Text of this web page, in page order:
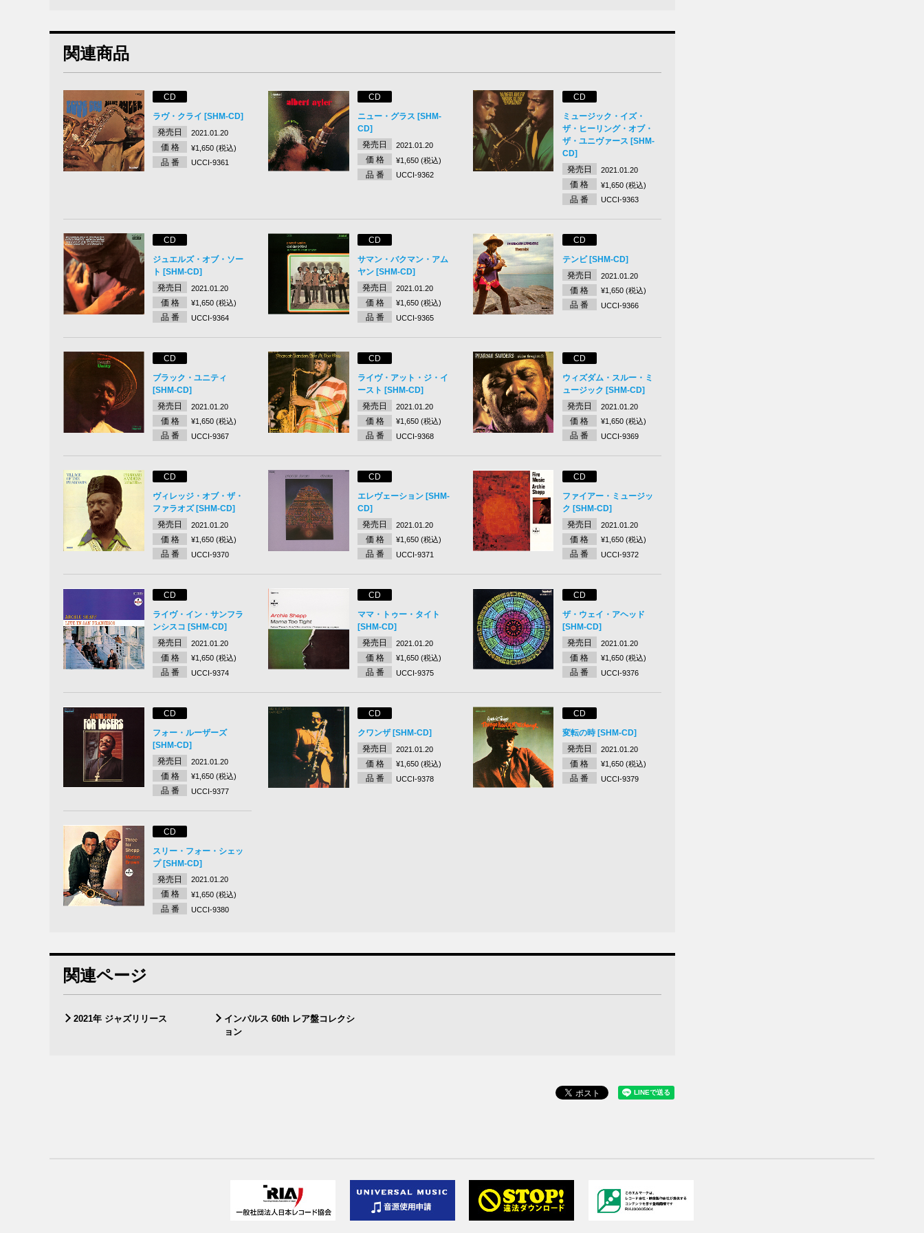
関連商品
CD
ラヴ・クライ [SHM-CD]
発売日
2021.01.20
価 格 ¥1,650 (税込)
品 番 UCCI-9361
CD
ニュー・グラス [SHM-
CD]
発売日
2021.01.20
価 格 ¥1,650 (税込)
品 番 UCCI-9362
CD
ミュージック・イズ・
ザ・ヒーリング・オブ・
ザ・ユニヴァース [SHM-
CD]
発売日
2021.01.20
価 格 ¥1,650 (税込)
品 番 UCCI-9363
CD
ジュエルズ・オブ・ソー
ト [SHM-CD]
発売日
2021.01.20
価 格 ¥1,650 (税込)
品 番 UCCI-9364
CD
サマン・バクマン・アム
ヤン [SHM-CD]
発売日
2021.01.20
価 格 ¥1,650 (税込)
品 番 UCCI-9365
CD
テンビ [SHM-CD]
発売日
2021.01.20
価 格 ¥1,650 (税込)
品 番 UCCI-9366
CD
ブラック・ユニティ
[SHM-CD]
発売日
2021.01.20
価 格 ¥1,650 (税込)
品 番 UCCI-9367
CD
ライヴ・アット・ジ・イ
ースト [SHM-CD]
発売日
2021.01.20
価 格 ¥1,650 (税込)
品 番 UCCI-9368
CD
ウィズダム・スルー・ミ
ュージック [SHM-CD]
発売日
2021.01.20
価 格 ¥1,650 (税込)
品 番 UCCI-9369
CD
ヴィレッジ・オブ・ザ・
ファラオズ [SHM-CD]
発売日
2021.01.20
価 格 ¥1,650 (税込)
品 番 UCCI-9370
CD
エレヴェーション [SHM-
CD]
発売日
2021.01.20
価 格 ¥1,650 (税込)
品 番 UCCI-9371
CD
ファイアー・ミュージッ
ク [SHM-CD]
発売日
2021.01.20
価 格 ¥1,650 (税込)
品 番 UCCI-9372
CD
ライヴ・イン・サンフラ
ンシスコ [SHM-CD]
発売日
2021.01.20
価 格 ¥1,650 (税込)
品 番 UCCI-9374
CD
ママ・トゥー・タイト
[SHM-CD]
発売日
2021.01.20
価 格 ¥1,650 (税込)
品 番 UCCI-9375
CD
ザ・ウェイ・アヘッド
[SHM-CD]
発売日
2021.01.20
価 格 ¥1,650 (税込)
品 番 UCCI-9376
CD
フォー・ルーザーズ
[SHM-CD]
発売日
2021.01.20
価 格 ¥1,650 (税込)
品 番 UCCI-9377
CD
クワンザ [SHM-CD]
発売日
2021.01.20
価 格 ¥1,650 (税込)
品 番 UCCI-9378
CD
変転の時 [SHM-CD]
発売日
2021.01.20
価 格 ¥1,650 (税込)
品 番 UCCI-9379
CD
スリー・フォー・シェッ
プ [SHM-CD]
発売日
2021.01.20
価 格 ¥1,650 (税込)
品 番 UCCI-9380
関連ページ
2021年 ジャズリリース
インパルス 60th レア盤コレクシ
ョン